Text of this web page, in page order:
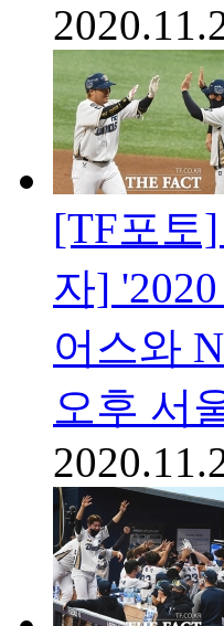
[TF포토
자]
어스와
오후 서